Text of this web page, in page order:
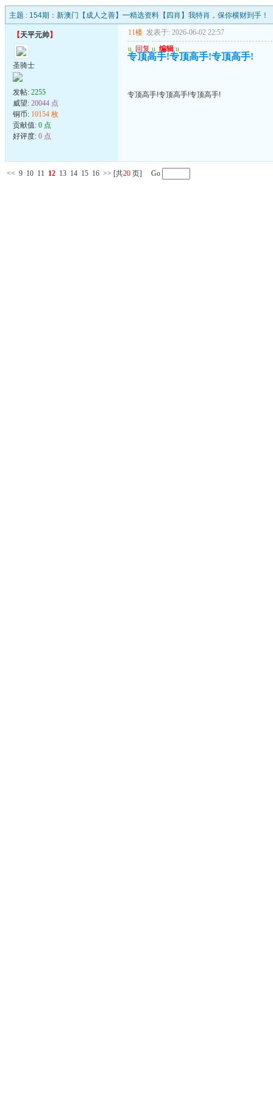
主题 : 154期：新澳门【成人之善】━精选资料【四肖】我特肖，保你横财到手！
【天平元帅】
圣骑士
发帖: 2255
威望: 20044 点
铜币: 10154 枚
贡献值: 0 点
好评度: 0 点
11楼 发表于: 2026-06-02 22:57
u 回复 u 编辑 u
专顶高手!专顶高手!专顶高手!
专顶高手!专顶高手!专顶高手!
<< 9 10 11 12 13 14 15 16 >> [共20 页] Go